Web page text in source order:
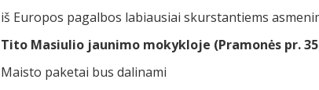
iš Europos pagalbos labiausiai skurstantiems
Tito Masiulio jaunimo mokykloje (Pramonės pr.
Maisto paketai bus dalinami